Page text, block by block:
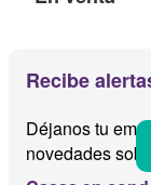
Recibe
Déjanos tu
novedades sobre